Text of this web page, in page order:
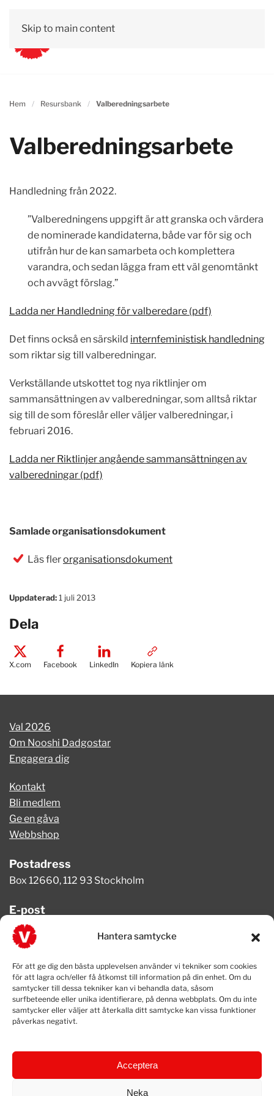
Hantera samtycke
För att ge dig den bästa upplevelsen använder vi tekniker som cookies
för att lagra och/eller få åtkomst till information på din enhet. Om du
samtycker till dessa tekniker kan vi behandla data, såsom
surfbeteende eller unika identifierare, på denna webbplats. Om du inte
samtycker eller väljer att återkalla ditt samtycke kan vissa funktioner
påverkas negativt.
Acceptera
Neka
Skip to main content
Hem Resursbank Valberedningsarbete
Valberedningsarbete
Handledning från 2022.
”Valberedningens uppgift är att granska och värdera
de nominerade kandidaterna, både var för sig och
utifrån hur de kan samarbeta och komplettera
varandra, och sedan lägga fram ett väl genomtänkt
och avvägt förslag.”
Ladda ner Handledning för valberedare (pdf)
Det finns också en särskild internfeministisk handledning
som riktar sig till valberedningar.
Verkställande utskottet tog nya riktlinjer om
sammansättningen av valberedningar, som alltså riktar
sig till de som föreslår eller väljer valberedningar, i
februari 2016.
Ladda ner Riktlinjer angående sammansättningen av
valberedningar (pdf)
Samlade organisationsdokument
Läs flerorganisationsdokument
Uppdaterad:1 juli 2013
Dela
X.com Facebook LinkedIn Kopiera länk
Val 2026
Om Nooshi Dadgostar
Engagera dig
Kontakt
Bli medlem
Ge en gåva
Webbshop
Postadress
Box 12660, 112 93 Stockholm
E-post
info@vansterpartiet.se
08-654 08 20